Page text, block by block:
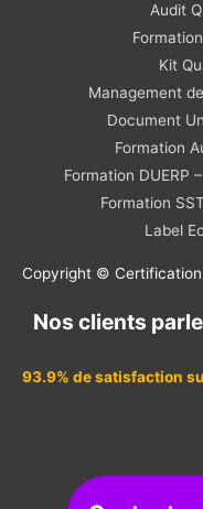
Audit
Kit
Management
Document
Formation
Formation DUERP
Formation
Label
Copyright © Certification
Nos clients
93.9% de satisfaction